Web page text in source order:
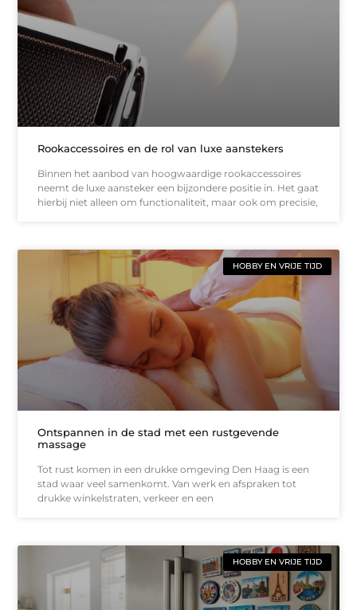
Rookaccessoires en de rol van luxe aanstekers
Binnen het aanbod van hoogwaardige rookaccessoires
neemt de luxe aansteker een bijzondere positie in. Het gaat
hierbij niet alleen om functionaliteit, maar ook om precisie,
HOBBY EN VRIJE TIJD
Ontspannen in de stad met een rustgevende
massage
Tot rust komen in een drukke omgeving Den Haag is een
stad waar veel samenkomt. Van werk en afspraken tot
drukke winkelstraten, verkeer en een
HOBBY EN VRIJE TIJD